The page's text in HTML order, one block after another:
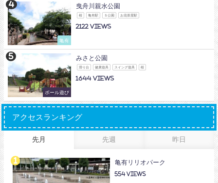
亀有
曳舟川親水公園
桜 亀有駅 Ｓ公園 お花茶屋駅
2122
ボール遊び
みさと公園
滑り台 健康遊具 スイング遊具 桜
1644
アクセスランキング
先月 先週 昨日
亀有リリオパーク
554